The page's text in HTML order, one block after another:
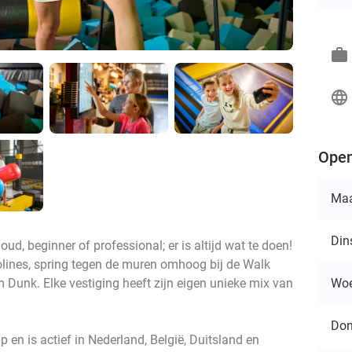
beginner of professional; er is altijd wat te doen!
spring tegen de muren omhoog bij de Walk
Elke vestiging heeft zijn eigen unieke mix van
en is actief in Nederland, België, Duitsland en
work
language